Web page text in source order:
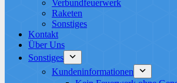
Verbundfeuerwerk
Raketen
Sonstiges
Kontakt
Über Uns
Sonstiges
Kundeninformationen